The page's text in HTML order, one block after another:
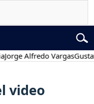
Alfredo VargasGustavo
video